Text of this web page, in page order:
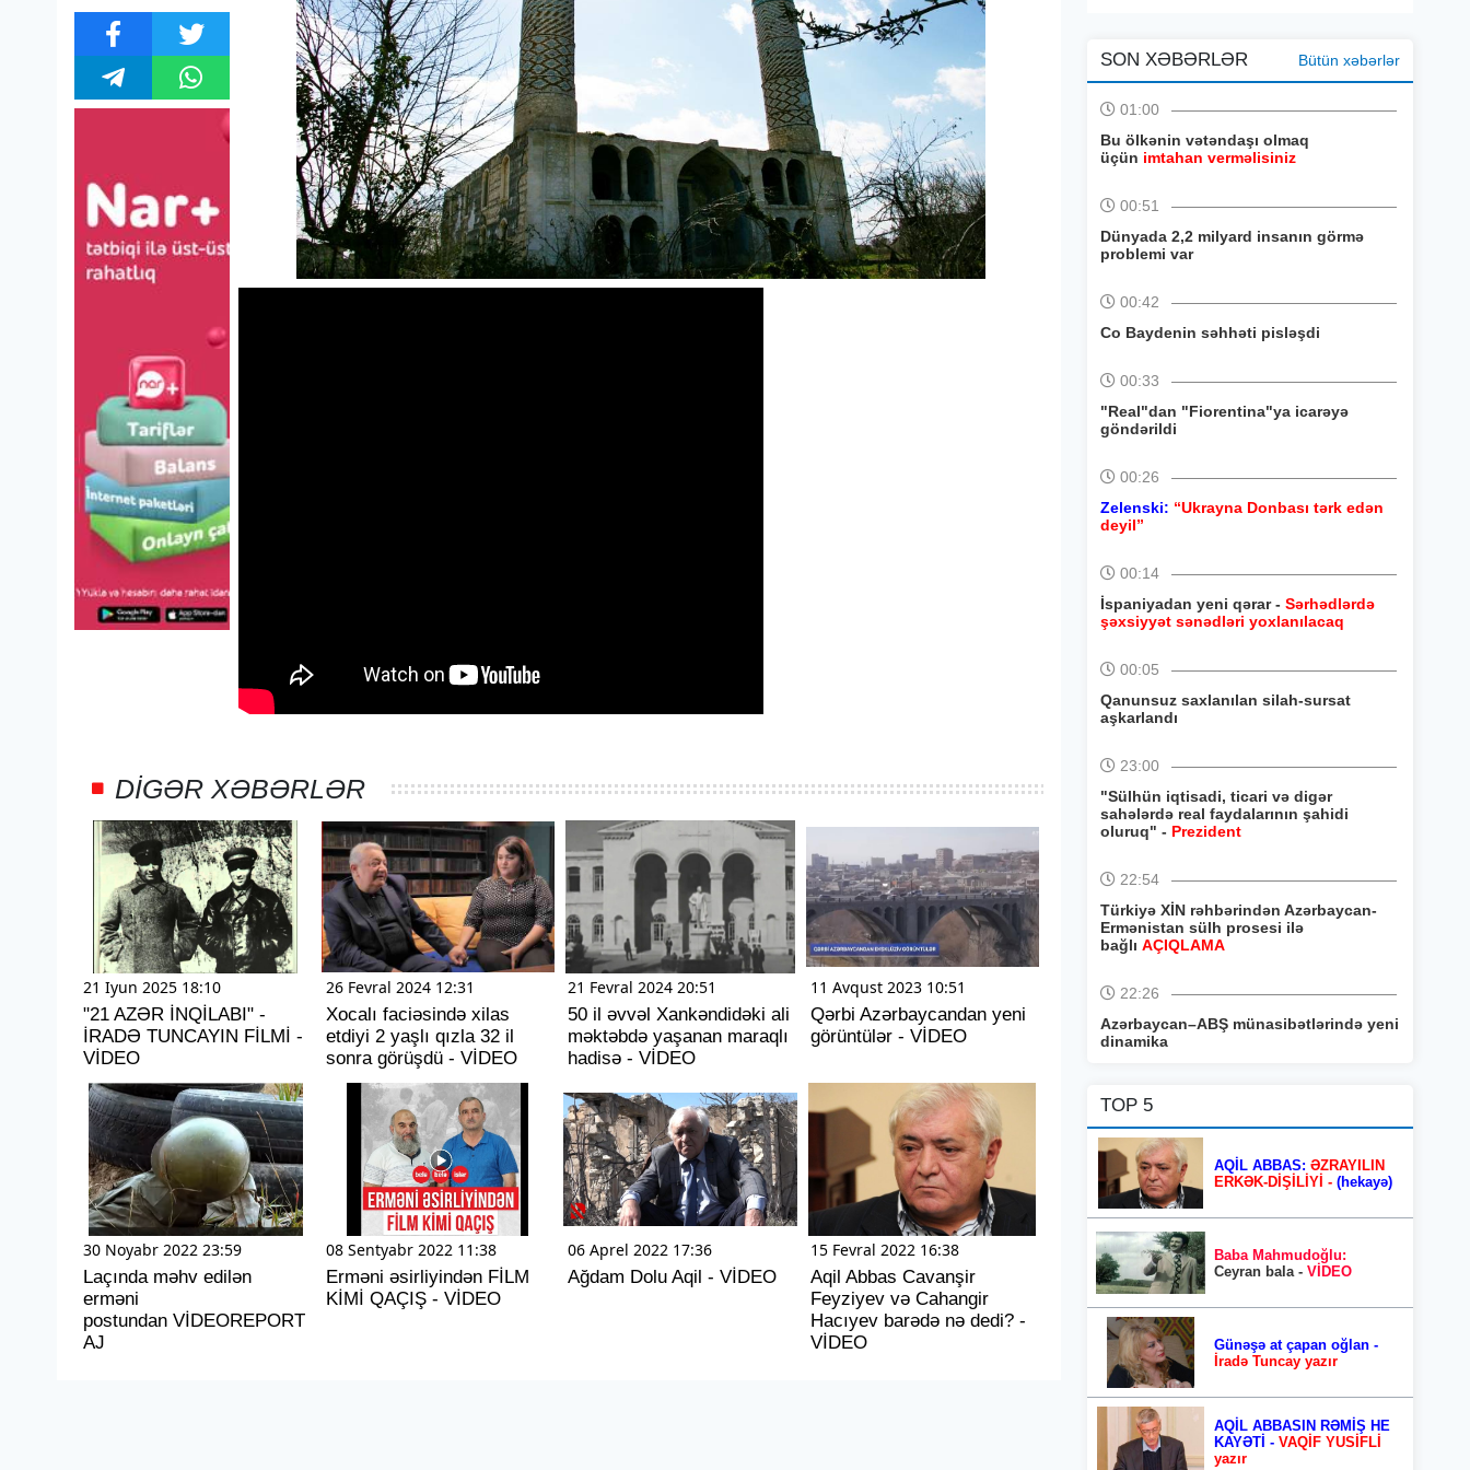
DIGƏR XƏBƏRLƏR
21 Iyun 2025 18:10
"21 AZƏR İNQİLABI" -
İRADƏ TUNCAYIN FİLMİ -
VİDEO
26 Fevral 2024 12:31
Xocalı faciəsində xilas
etdiyi 2 yaşlı qızla 32 il
sonra görüşdü - VİDEO
21 Fevral 2024 20:51
50 il əvvəl Xankəndidəki ali
məktəbdə yaşanan maraqlı
hadisə - VİDEO
11 Avqust 2023 10:51
Qərbi Azərbaycandan yeni
görüntülər - VİDEO
30 Noyabr 2022 23:59
Laçında məhv edilən
erməni
postundan VİDEOREPORT
AJ
08 Sentyabr 2022 11:38
Erməni əsirliyindən FİLM
KİMİ QAÇIŞ - VİDEO
06 Aprel 2022 17:36
Ağdam Dolu Aqil - VİDEO
15 Fevral 2022 16:38
Aqil Abbas Cavanşir
Feyziyev və Cahangir
Hacıyev barədə nə dedi? -
VİDEO
SON XƏBƏRLƏR Bütün xəbərlər
01:00
Bu ölkənin vətəndaşı olmaq
üçün imtahan verməlisiniz
00:51
Dünyada 2,2 milyard insanın görmə
problemi var
00:42
Co Baydenin səhhəti pisləşdi
00:33
"Real"dan "Fiorentina"ya icarəyə
göndərildi
00:26
Zelenski: “Ukrayna Donbası tərk edən
deyil”
00:14
İspaniyadan yeni qərar - Sərhədlərdə
şəxsiyyət sənədləri yoxlanılacaq
00:05
Qanunsuz saxlanılan silah-sursat
aşkarlandı
23:00
"Sülhün iqtisadi, ticari və digər
sahələrdə real faydalarının şahidi
oluruq" - Prezident
22:54
Türkiyə XİN rəhbərindən Azərbaycan-
Ermənistan sülh prosesi ilə
bağlı AÇIQLAMA
22:26
Azərbaycan–ABŞ münasibətlərində yeni
dinamika
TOP 5
AQİL ABBAS: ƏZRAYILIN
ERKƏK-DİŞİLİYİ - (hekayə)
Baba Mahmudoğlu:
Ceyran bala - VİDEO
Günəşə at çapan oğlan -
İradə Tuncay yazır
AQİL ABBASIN RƏMİŞ HE
KAYƏTİ - VAQİF YUSİFLİ
yazır